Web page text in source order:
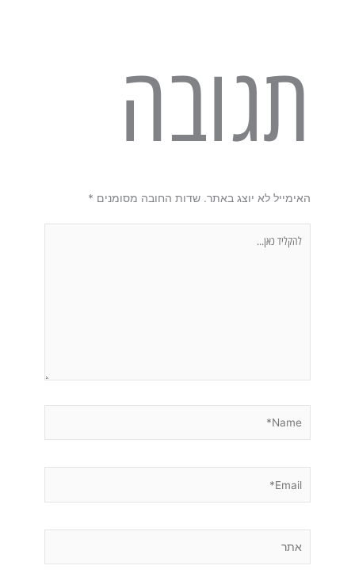
תגובה
האימייל לא יוצג באתר. שדות החובה מסומנים *
כאן...